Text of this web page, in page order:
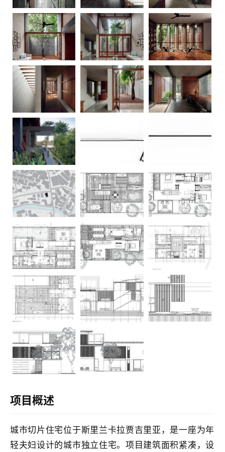
建
筑
设
计
室
设
计
项目概述
城市切片住宅位于斯里兰卡拉贾吉里亚，是一座为年
轻夫妇设计的城市独立住宅。项目建筑面积紧凑，设